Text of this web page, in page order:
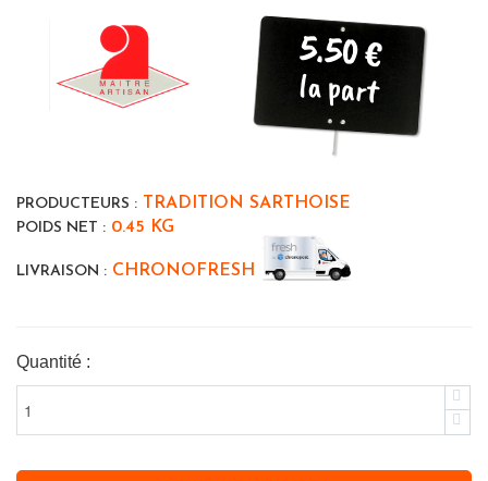
5.50 €
la part
PRODUCTEURS : TRADITION SARTHOISE
POIDS NET : 0.45 KG
LIVRAISON : CHRONOFRESH
Quantité :